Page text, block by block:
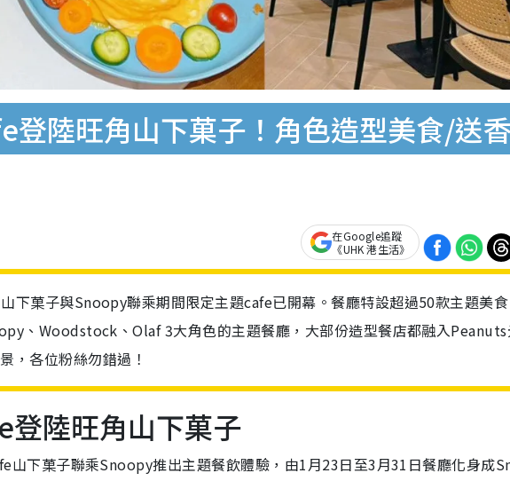
陸旺角山下菓子！角色造型美食/送
在Google追蹤
《UHK 港生活》
下菓子與Snoopy聯乘期間限定主題cafe已開幕。餐廳特設超過50款主題美食
、Woodstock、Olaf 3大角色的主題餐廳，大部份造型餐店都融入
，各位粉絲勿錯過！
陸旺角山下菓子
山下菓子聯乘Snoopy推出主題餐飲體驗，由1月23日至3月31日餐廳化身成